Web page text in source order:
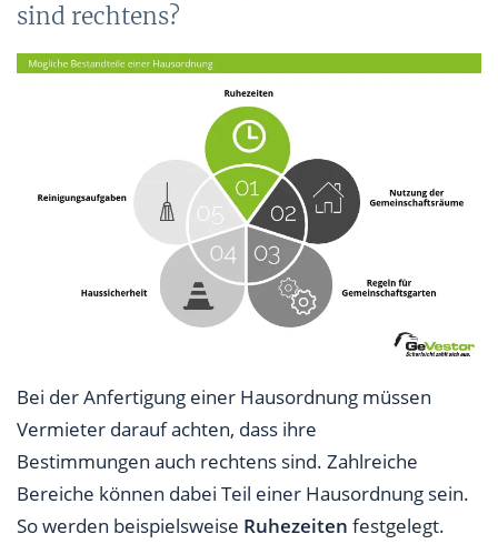
sind rechtens?
Bei der Anfertigung einer Hausordnung müssen
Vermieter darauf achten, dass ihre
Bestimmungen auch rechtens sind. Zahlreiche
Bereiche können dabei Teil einer Hausordnung sein.
So werden beispielsweise Ruhezeiten festgelegt.